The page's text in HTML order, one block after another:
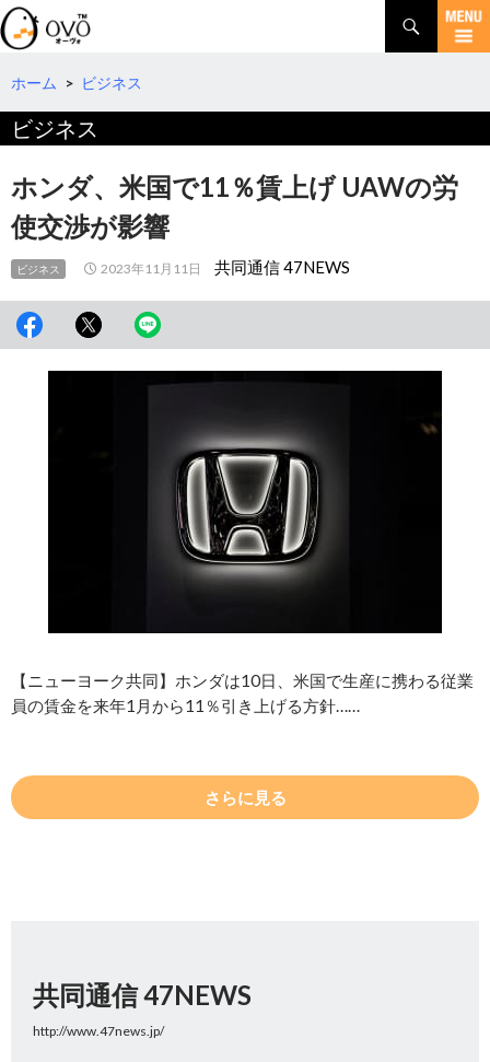
検
索
コ
テ
へ
動
ホーム > ビジネス
ビジネス
ホンダ、米国で11％賃上げ UAWの労
使交渉が影響
ビジネス 2023年11月11日 共同通信 47NEWS
【ニューヨーク共同】ホンダは10日、米国で生産に携わる従業
員の賃金を来年1月から11％引き上げる方針……
さらに見る
共同通信 47NEWS
http://www.47news.jp/